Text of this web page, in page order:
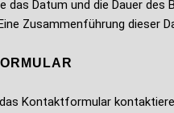
das Datum und die Dauer
Zusammenführung dieser
Kontaktformular